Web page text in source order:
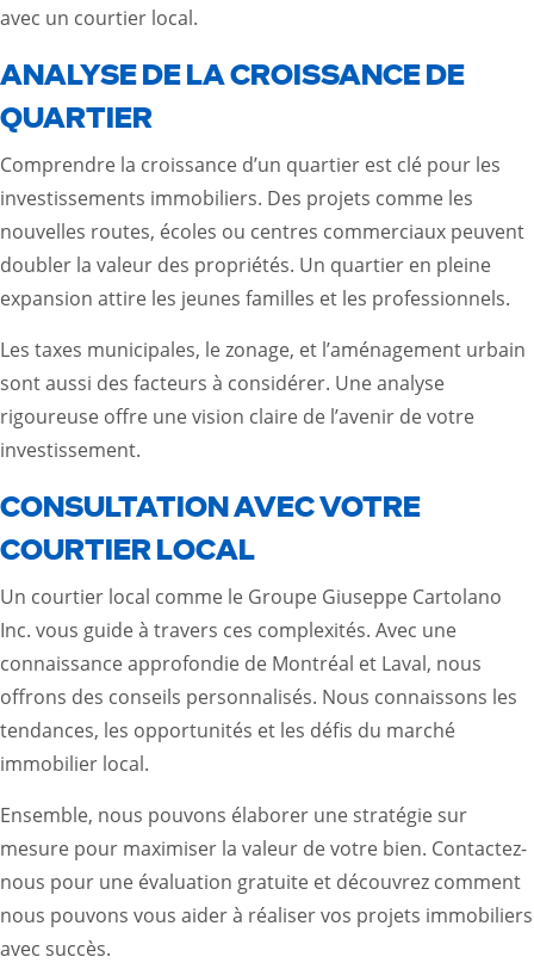
avec un courtier local.
ANALYSE DE LA CROISSANCE DE
QUARTIER
Comprendre la croissance d’un quartier est clé pour les
investissements immobiliers. Des projets comme les
nouvelles routes, écoles ou centres commerciaux peuvent
doubler la valeur des propriétés. Un quartier en pleine
expansion attire les jeunes familles et les professionnels.
Les taxes municipales, le zonage, et l’aménagement urbain
sont aussi des facteurs à considérer. Une analyse
rigoureuse offre une vision claire de l’avenir de votre
investissement.
CONSULTATION AVEC VOTRE
COURTIER LOCAL
Un courtier local comme le Groupe Giuseppe Cartolano
Inc. vous guide à travers ces complexités. Avec une
connaissance approfondie de Montréal et Laval, nous
offrons des conseils personnalisés. Nous connaissons les
tendances, les opportunités et les défis du marché
immobilier local.
Ensemble, nous pouvons élaborer une stratégie sur
mesure pour maximiser la valeur de votre bien. Contactez-
nous pour une évaluation gratuite et découvrez comment
nous pouvons vous aider à réaliser vos projets immobiliers
avec succès.